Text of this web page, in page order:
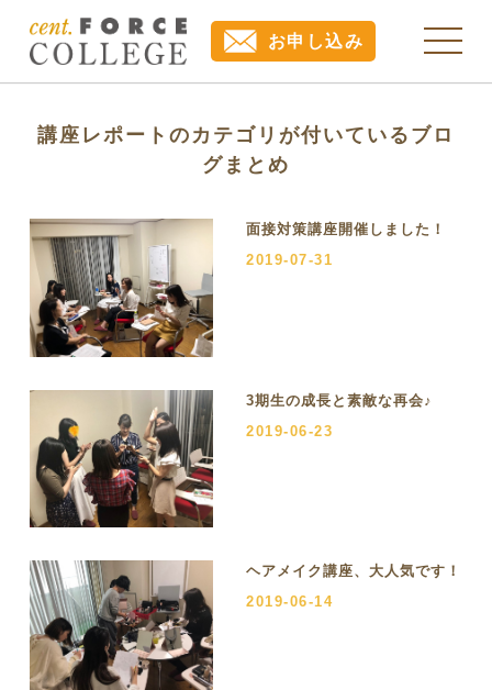
お申し込み
講座レポートのカテゴリが付いているブロ
グまとめ
面接対策講座開催しました！
2019-07-31
3期生の成長と素敵な再会♪
2019-06-23
ヘアメイク講座、大人気です！
2019-06-14